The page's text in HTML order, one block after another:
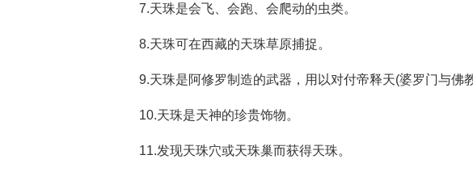
7.天珠是会飞、会跑、会爬动的虫类。
8.天珠可在西藏的天珠草原捕捉。
9.天珠是阿修罗制造的武器，用以对付帝释天(婆罗门与佛
10.天珠是天神的珍贵饰物。
11.发现天珠穴或天珠巢而获得天珠。